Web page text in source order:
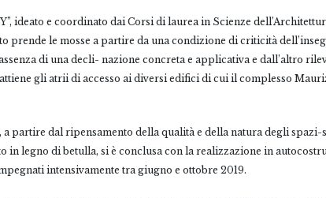
ideato e coordinato dai Corsi di laurea in Scienze
prende le mosse a partire da una condizione di criticità
di una decli- nazione concreta e applicativa e dall’altro
gli atrii di accesso ai diversi edifici di cui il complesso
partire dal ripensamento della qualità e della natura degli spazi-
legno di betulla, si è conclusa con la realizzazione in
intensivamente tra giugno e ottobre 2019.